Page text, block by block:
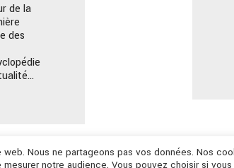
de la
des
Nous ne partageons pas vos données. Nos
notre audience. Vous pouvez choisir si